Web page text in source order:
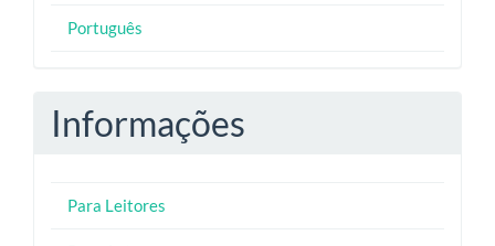
Português
Informações
Para Leitores